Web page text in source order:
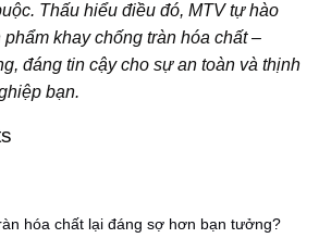
Thấu hiểu điều đó, MTV tự hào
khay chống tràn hóa chất –
đáng tin cậy cho sự an toàn và thịnh
bạn.
hóa chất lại đáng sợ hơn bạn tưởng?